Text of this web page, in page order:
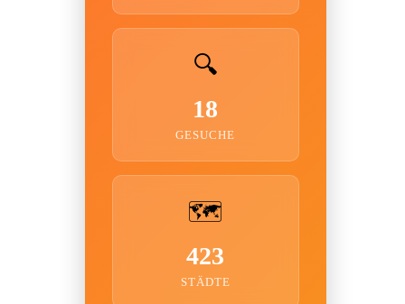
🔍
18
GESUCHE
🗺️
423
STÄDTE